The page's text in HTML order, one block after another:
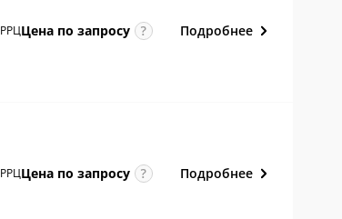
РРЦЦена позапросу Подробнее
РРЦЦена позапросу Подробнее